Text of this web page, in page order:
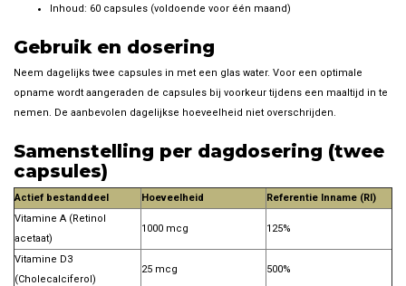
Inhoud: 60 capsules (voldoende voor één maand)
Gebruik en dosering
Neem dagelijks twee capsules in met een glas water. Voor een optimale
opname wordt aangeraden de capsules bij voorkeur tijdens een maaltijd in te
nemen. De aanbevolen dagelijkse hoeveelheid niet overschrijden.
Samenstelling per dagdosering (twee
capsules)
Actief bestanddeel Hoeveelheid
Referentie Inname (RI)
Vitamine A (Retinol
acetaat)
1000 mcg 125%
Vitamine D3
(Cholecalciferol)
25 mcg 500%